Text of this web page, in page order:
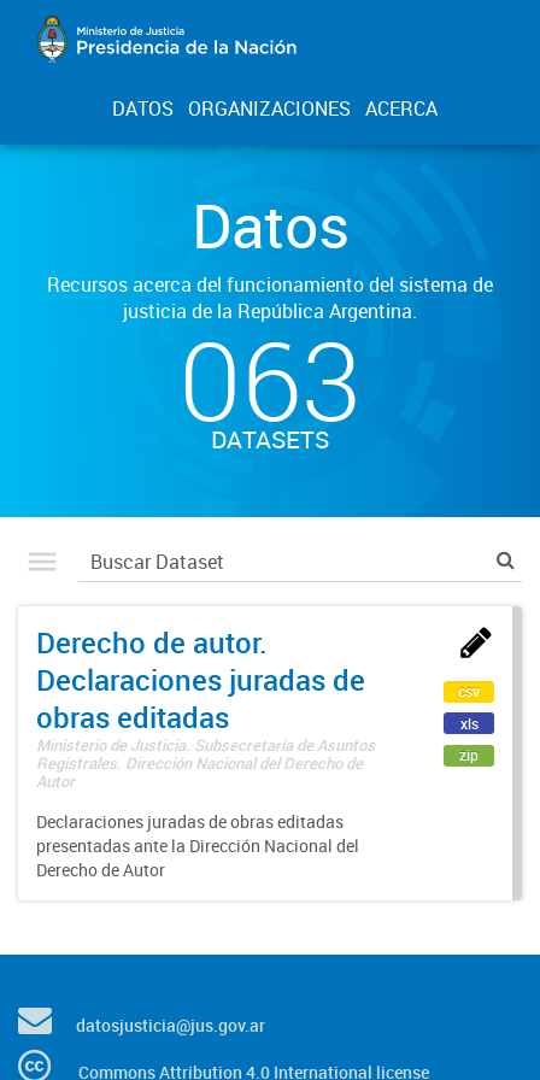
DATOS ORGANIZACIONES ACERCA
Datos
Recursos acerca del funcionamiento del sistema de
justicia de la República Argentina.
063
DATASETS
Derecho de autor.
Declaraciones juradas de
obras editadas
Ministerio de Justicia. Subsecretaría de Asuntos
Registrales. Dirección Nacional del Derecho de
Autor
Declaraciones juradas de obras editadas
presentadas ante la Dirección Nacional del
Derecho de Autor
csv
xls
zip
datosjusticia@jus.gov.ar
Commons Attribution 4.0 International license